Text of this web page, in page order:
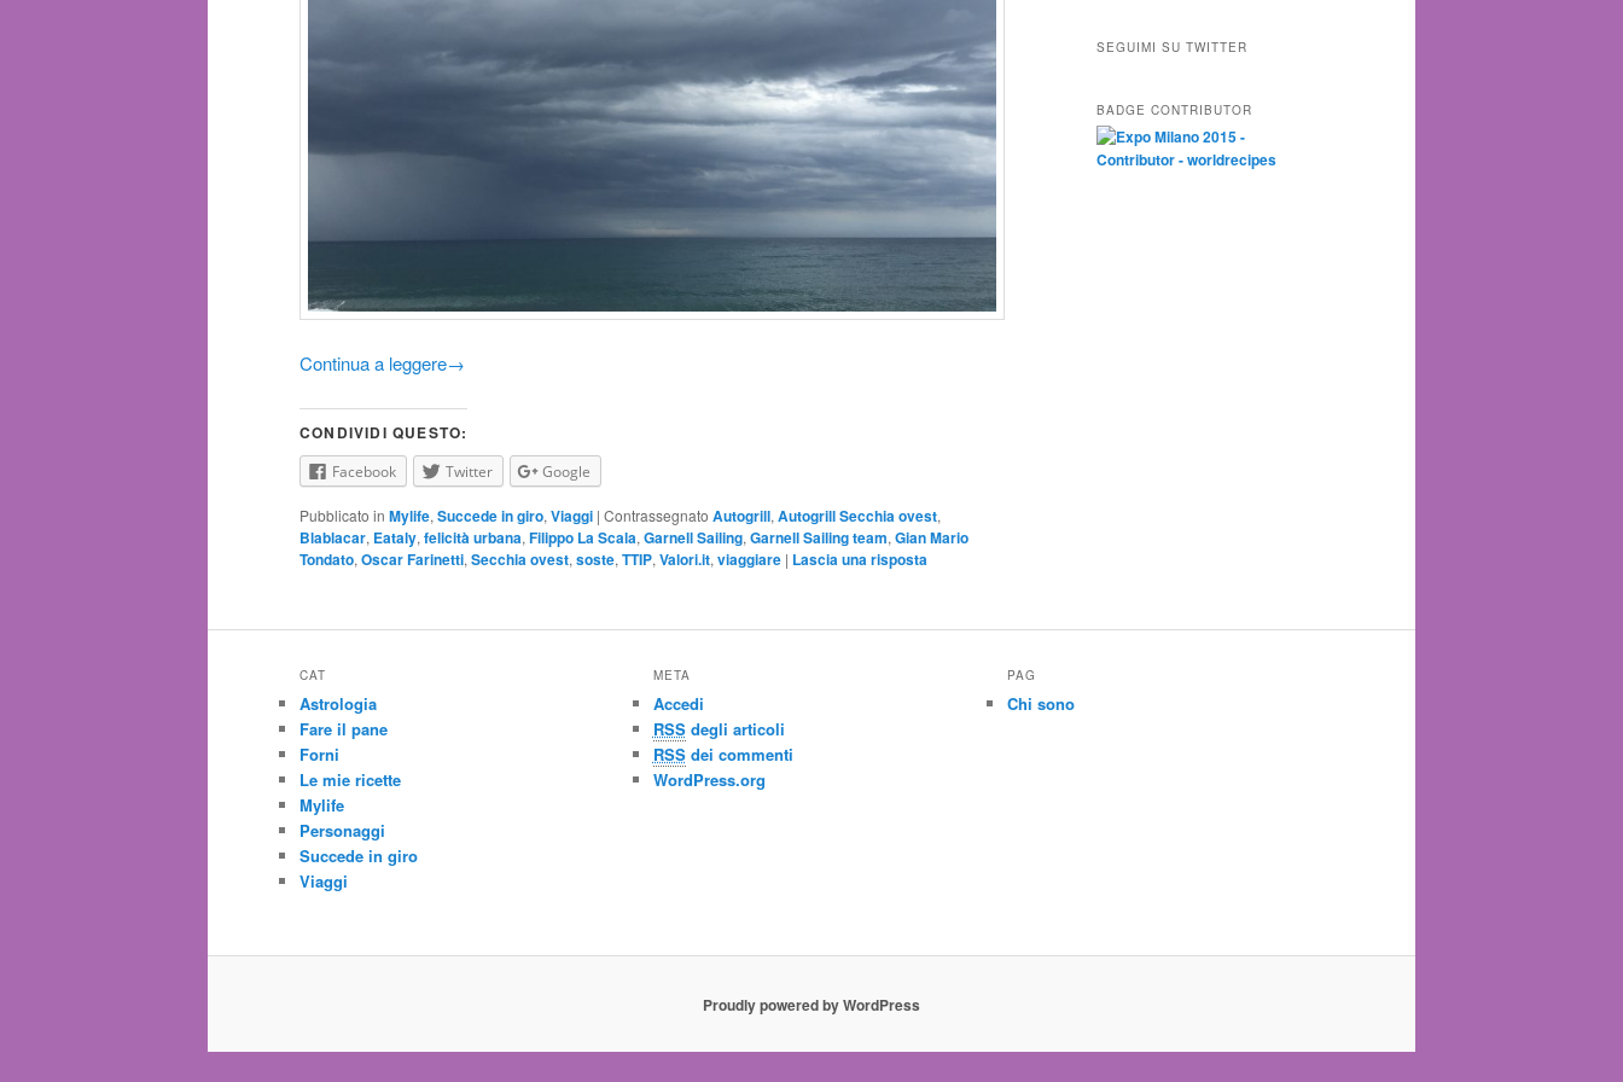
Continua a leggere→
CONDIVIDI QUESTO:
Facebook Twitter Google
Pubblicato in Mylife, Succede in giro, Viaggi | Contrassegnato Autogrill, Autogrill Secchia ovest,
Blablacar, Eataly, felicità urbana, Filippo La Scala, Garnell Sailing, Garnell Sailing team, Gian Mario
Tondato, Oscar Farinetti, Secchia ovest, soste, TTIP, Valori.it, viaggiare | Lascia una risposta
SEGUIMI SU TWITTER
BADGE CONTRIBUTOR
CAT
Astrologia
Fare il pane
Forni
Le mie ricette
Mylife
Personaggi
Succede in giro
Viaggi
META
Accedi
RSSdegli articoli
RSSdei commenti
WordPress.org
PAG
Chi sono
Proudly powered by WordPress